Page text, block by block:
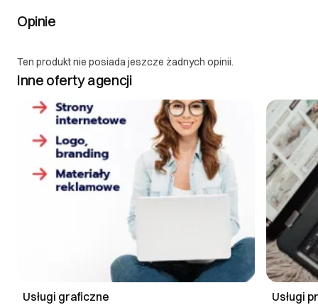
Opinie
Ten produkt nie posiada jeszcze żadnych opinii.
Inne oferty agencji
Usługi graficzne Usługi